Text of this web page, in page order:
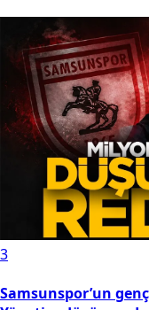
3
Samsunspor’un